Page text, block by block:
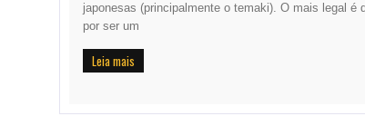
japonesas (principalmente o temaki). O mais legal é
por ser um
Leia mais